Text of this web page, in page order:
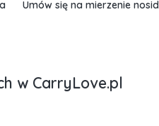
Umów się na mierzenie
w CarryLove.pl